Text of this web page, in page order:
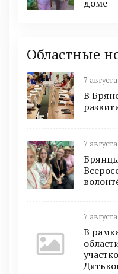
доме
Областные
7
В
7
7
В